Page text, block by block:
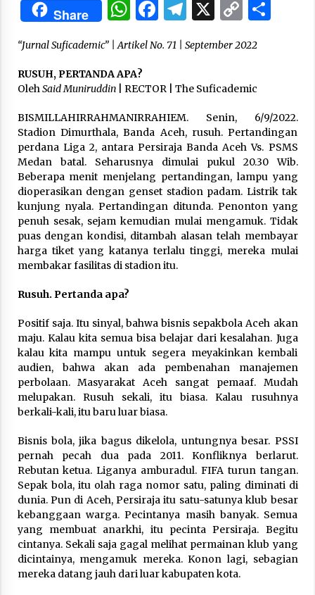
2 months ago
3 months ago
“Manusia Digital”: Cerdas Lewat Sinyal
3 months ago
“Allahukrasi”: The Power of Management!
3 months ago
Manajemen “Qaddamat Lighad”: Menjadi
Manusia Visioner dan Beretika
3 months ago
Takut Mati
3 months ago
3 months ago
Said Muniruddin Beri Pelatihan dan Motivasi
untuk 179 Guru Diniyah Disdikbud Kota Banda
Aceh
4 months ago
SELVi: Sebuah Model Motivasi dalam
Kepemimpinan Bisnis
4 months ago
Share WhatsApp
Facebook
Telegram
X Copy
“Jurnal Suficademic” | Artikel No. 71 | September 2022
RUSUH, PERTANDA APA?
Oleh Said Muniruddin| RECTOR | The Suficademic
BISMILLAHIRRAHMANIRRAHIEM. Senin, 6/9/2022.
Stadion Dimurthala, Banda Aceh, rusuh. Pertandingan
perdana Liga 2, antara Persiraja Banda Aceh Vs. PSMS
Medan batal. Seharusnya dimulai pukul 20.30 Wib.
Beberapa menit menjelang pertandingan, lampu yang
dioperasikan dengan genset stadion padam. Listrik tak
kunjung nyala. Pertandingan ditunda. Penonton yang
penuh sesak, sejam kemudian mulai mengamuk. Tidak
puas dengan kondisi, ditambah alasan telah membayar
harga tiket yang katanya terlalu tinggi, mereka mulai
membakar fasilitas di stadion itu.
Rusuh. Pertanda apa?
Positif saja. Itu sinyal, bahwa bisnis sepakbola Aceh akan
maju. Kalau kita semua bisa belajar dari kesalahan. Juga
kalau kita mampu untuk segera meyakinkan kembali
audien, bahwa akan ada pembenahan manajemen
perbolaan. Masyarakat Aceh sangat pemaaf. Mudah
melupakan. Rusuh sekali, itu biasa. Kalau rusuhnya
berkali-kali, itu baru luar biasa.
Bisnis bola, jika bagus dikelola, untungnya besar. PSSI
pernah pecah dua pada 2011. Konfliknya berlarut.
Rebutan ketua. Liganya amburadul. FIFA turun tangan.
Sepak bola, itu olah raga nomor satu, paling diminati di
dunia. Pun di Aceh, Persiraja itu satu-satunya klub besar
kebanggaan warga. Pecintanya masih banyak. Semua
yang membuat anarkhi, itu pecinta Persiraja. Begitu
cintanya. Sekali saja gagal melihat permainan klub yang
dicintainya, mengamuk mereka. Konon lagi, sebagian
mereka datang jauh dari luar kabupaten kota.